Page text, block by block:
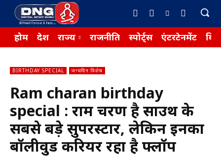
होम देश राज्य राजनीति स्पोर्ट्स एंटरटेनमेंट
BIRTHDAY SPECIAL जन्मदिन विशेष
Ram charan birthday
special : राम चरण है साउथ के
सबसे बड़े सुपरस्टार, लेकिन इनका
बॉलीवुड करियर रहा है फ्लॉप